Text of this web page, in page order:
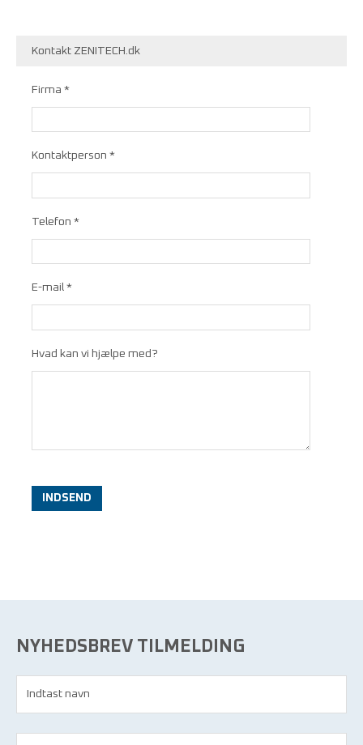
Kontakt ZENITECH.dk
Firma *
Kontaktperson *
Telefon *
E-mail *
Hvad kan vi hjælpe med?
INDSEND
NYHEDSBREV TILMELDING